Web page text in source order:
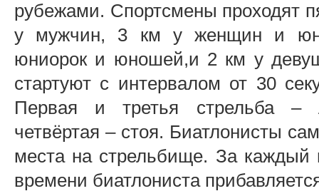
рубежами. Спортсмены проходят
у мужчин, 3 км у женщин и
юниорок и юношей,и 2 км у
стартуют с интервалом от 30
Первая и третья стрельба –
четвёртая – стоя. Биатлонисты
места на стрельбище. За
времени биатлониста